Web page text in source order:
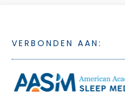
VERBONDEN AAN: